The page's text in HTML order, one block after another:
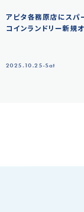
アピタ各務原店にスパ
コインランドリー新規
2025.10.25-Sat